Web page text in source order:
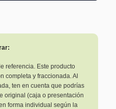
referencia. Este producto
completa y fraccionada. Al
ten en cuenta que podrías
original (caja o presentación
forma individual según la